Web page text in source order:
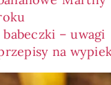
babeczki – uwagi
na